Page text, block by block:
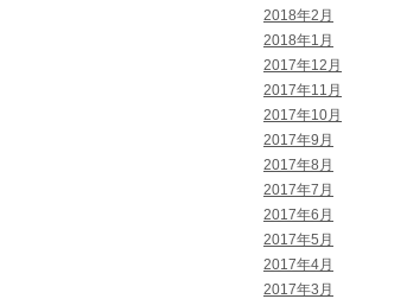
2018年2月
2018年1月
2017年12月
2017年11月
2017年10月
2017年9月
2017年8月
2017年7月
2017年6月
2017年5月
2017年4月
2017年3月